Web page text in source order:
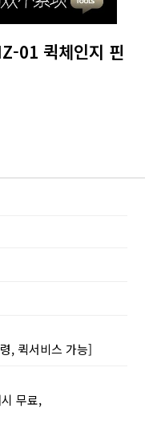
01 퀵체인지 핀
, 퀵서비스 가능]
무료,